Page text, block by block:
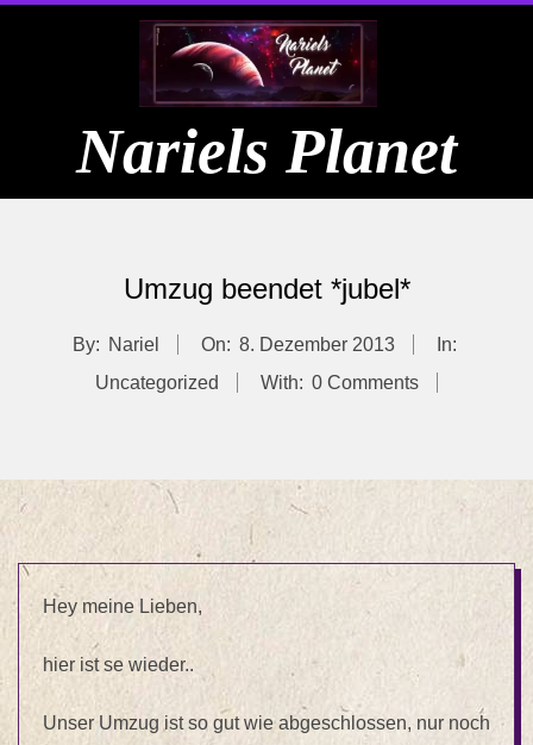
Nariels Planet
Umzug beendet *jubel*
By: Nariel On: 8. Dezember 2013
In:
Uncategorized
With: 0 Comments
Hey meine Lieben,
hier ist se wieder..
Unser Umzug ist so gut wie abgeschlossen, nur noch